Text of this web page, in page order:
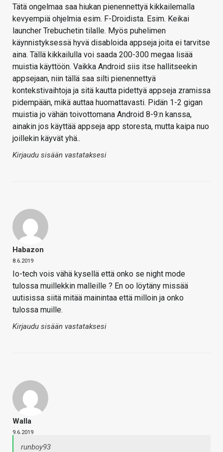
Tätä ongelmaa saa hiukan pienennettyä kikkailemalla
kevyempiä ohjelmia esim. F-Droidista. Esim. Keikai
launcher Trebuchetin tilalle. Myös puhelimen
käynnistyksessä hyvä disabloida appseja joita ei tarvitse
aina. Tällä kikkailulla voi saada 200-300 megaa lisää
muistia käyttöön. Vaikka Android siis itse hallitseekin
appsejaan, niin tällä saa silti pienennettyä
kontekstivaihtoja ja sitä kautta pidettyä appseja zramissa
pidempään, mikä auttaa huomattavasti. Pidän 1-2 gigan
muistia jo vähän toivottomana Android 8-9:n kanssa,
ainakin jos käyttää appseja app storesta, mutta kaipa nuo
joillekin käyvät yhä..
Kirjaudu sisään vastataksesi
Habazon
8.6.2019
Io-tech vois vähä kysellä että onko se night mode
tulossa muillekkin malleille ? En oo löytäny missää
uutisissa siitä mitää mainintaa että milloin ja onko
tulossa muille.
Kirjaudu sisään vastataksesi
Walla
9.6.2019
runboy93